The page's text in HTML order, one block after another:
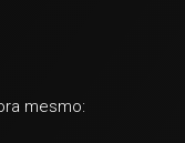
mesmo: